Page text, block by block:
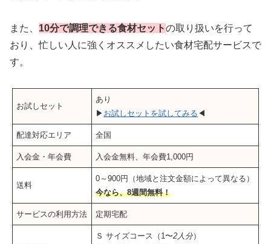
また、 10分で調理できる食材セットの取り扱いを行って
おり、忙しい人に強くオススメしたい食材宅配サービスで
す。
お試しセット
あり
▶ お試しセットを試してみる ◀
配達対応エリア 全国
入会金・年会費 入会金無料、年会費1,000円
送料
0～900円（地域と注文金額によって異なる）
今なら、8週間無料！
サービスの利用方法 定期宅配
Ｓ サイズコース（1〜2 人分）